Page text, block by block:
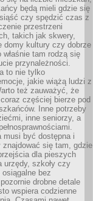
będą mieli gdzie się
czy spędzić czas z
przestrzeni
takich jak skwery,
domy kultury czy dobrze
tam rodzą się
przynależności.
to nie tylko
jakie wiążą ludzi z
też zauważyć, że
częściej bierze pod
Inne potrzeby
inne seniorzy, a
musi być dostępna i
znajdować się tam, gdzie
dla pieszych
urzędy, szkoły czy
bez
drobne detale
wspiera codzienne